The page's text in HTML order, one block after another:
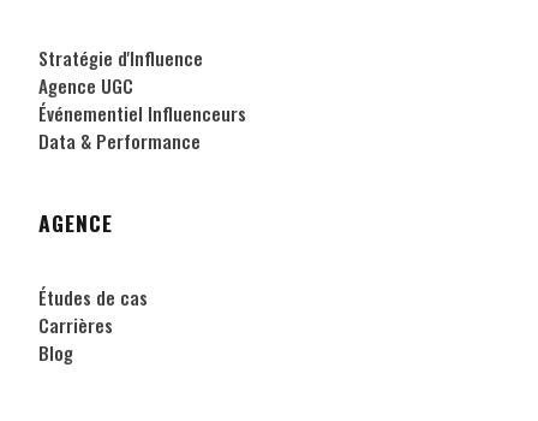
Stratégie d'Influence
Agence UGC
Événementiel Influenceurs
Data & Performance
AGENCE
Études de cas
Carrières
Blog